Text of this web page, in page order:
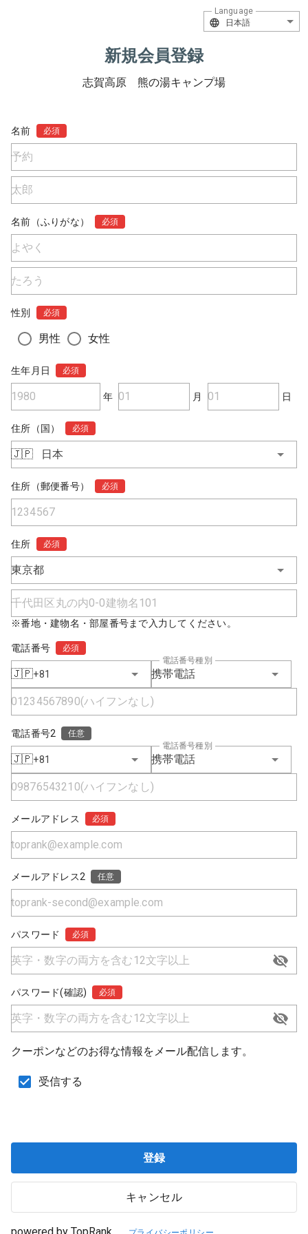
日本語
Language
新規会員登録
志賀高原 熊の湯キャンプ場
名前 必須
名前（ふりがな） 必須
性別 必須
男性 女性
生年月日 必須
年 月 日
住所（国） 必須
🇯🇵 日本
住所（郵便番号） 必須
住所 必須
東京都
※番地・建物名・部屋番号まで入力してください。
電話番号 必須
🇯🇵+81 携帯電話
電話番号種別
電話番号2 任意
🇯🇵+81 携帯電話
電話番号種別
メールアドレス 必須
メールアドレス2 任意
パスワード 必須
パスワード(確認) 必須
クーポンなどのお得な情報をメール配信します。
受信する
キャンセル
登録